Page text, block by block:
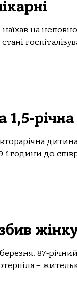
нa
1,5-
гoдини дo
жінку
87-
–